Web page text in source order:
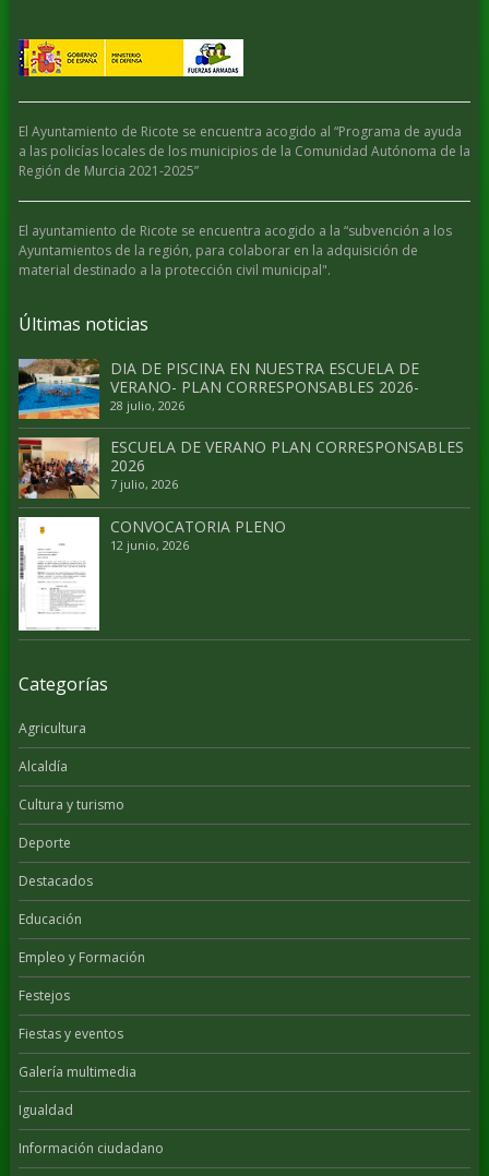
El Ayuntamiento de Ricote se encuentra acogido al “Programa de ayuda
a las policías locales de los municipios de la Comunidad Autónoma de la
Región de Murcia 2021-2025”
El ayuntamiento de Ricote se encuentra acogido a la “subvención a los
Ayuntamientos de la región, para colaborar en la adquisición de
material destinado a la protección civil municipal".
Últimas noticias
DIA DE PISCINA EN NUESTRA ESCUELA DE
VERANO- PLAN CORRESPONSABLES 2026-
28 julio, 2026
ESCUELA DE VERANO PLAN CORRESPONSABLES
2026
7 julio, 2026
CONVOCATORIA PLENO
12 junio, 2026
Categorías
Agricultura
Alcaldía
Cultura y turismo
Deporte
Destacados
Educación
Empleo y Formación
Festejos
Fiestas y eventos
Galería multimedia
Igualdad
Información ciudadano